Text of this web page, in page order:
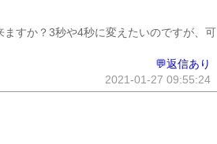
すか？3秒や4秒に変えたいのですが、可
💬返信あり
2021-01-27 09:55:24